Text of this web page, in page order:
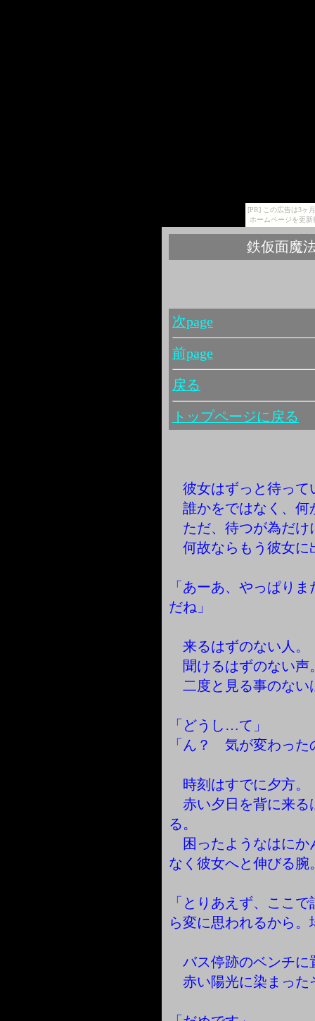
[PR] この広告は3ヶ
ホームページを更
鉄仮面魔
次page
前page
戻る
トップページに戻る
彼女はずっと待って
誰かをではなく、何
ただ、待つが為だけ
何故ならもう彼女に
「あーあ、やっぱり
だね」
来るはずのない人。
聞けるはずのない声
二度と見る事のない
「どうし…て」
「ん？ 気が変わっ
時刻はすでに夕方。
赤い夕日を背に来る
る。
困ったようなはにか
なく彼女へと伸びる腕
「とりあえず、ここ
ら変に思われるから
バス停跡のベンチに
赤い陽光に染まった